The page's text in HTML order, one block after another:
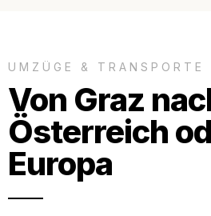
UMZÜGE & TRANSPORTE
Von Graz
Österreich
Europa